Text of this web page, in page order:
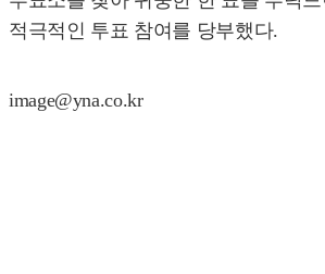
적극적인 투표 참여를 당부했다.
image@yna.co.kr